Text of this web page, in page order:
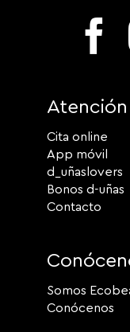
Cita online
App móvil
d_uñaslovers
Bonos d-uñas
Contacto
Somos
Conócenos